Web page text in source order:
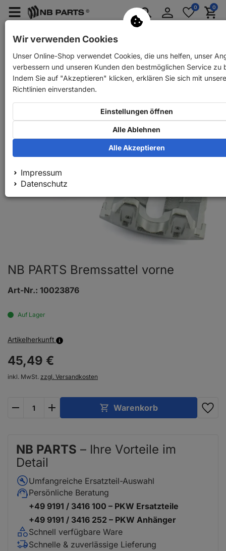
Menü
PKW Anhänger Ersatzteile
AnmeldenMerkzettel
aufklappen
0 0
Zurück PKW Ersatzteile NB PARTS Bremssattel vorne
NB PARTS Bremssattel vorne
Art-Nr.: 10023876
Auf Lager
Artikelherkunft
45,49 €
inkl. MwSt. zzgl. Versandkosten
Warenkorb
NB PARTS – Ihre Vorteile im
Detail
Umfangreiche Ersatzteil-Auswahl
Persönliche Beratung
+49 9191 / 3416 100 – PKW Ersatzteile
+49 9191 / 3416 252 – PKW Anhänger
Schnell verfügbare Ware
Schnelle & zuverlässige Lieferung
Wir verwenden Cookies
Unser Online-Shop verwendet Cookies, die uns helfen, unser
verbessern und unseren Kunden den bestmöglichen Service zu
Indem Sie auf "Akzeptieren" klicken, erklären Sie sich mit
Richtlinien einverstanden.
Einstellungen öffnen
Alle Ablehnen
Alle Akzeptieren
Impressum
Datenschutz